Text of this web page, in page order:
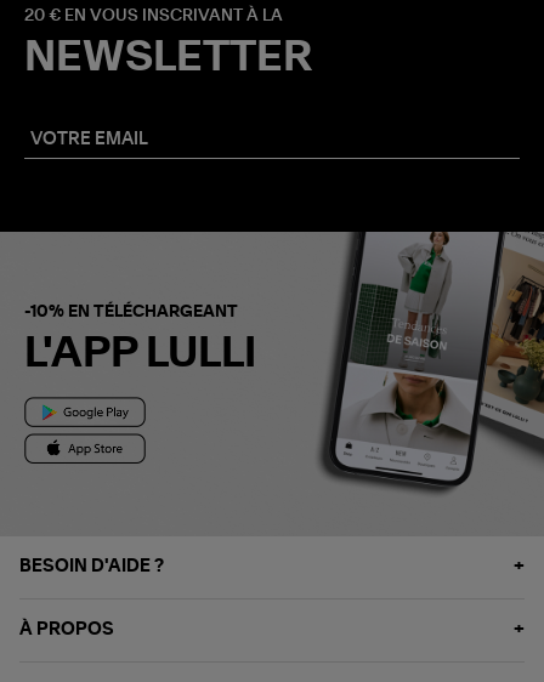
20 € EN VOUS INSCRIVANT À LA
NEWSLETTER
-10% EN TÉLÉCHARGEANT
L'APP LULLI
BESOIN D'AIDE ?
À PROPOS